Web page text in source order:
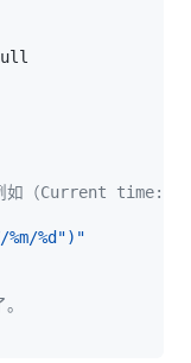
例如（Current time:
%m/%d") "